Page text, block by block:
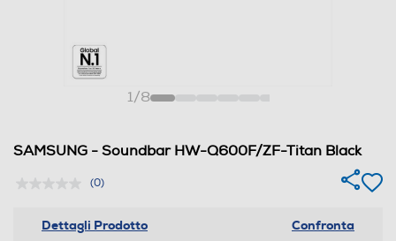
1/8
SAMSUNG - Soundbar HW-Q600F/ZF-Titan Black
(0)
Dettagli Prodotto Confronta